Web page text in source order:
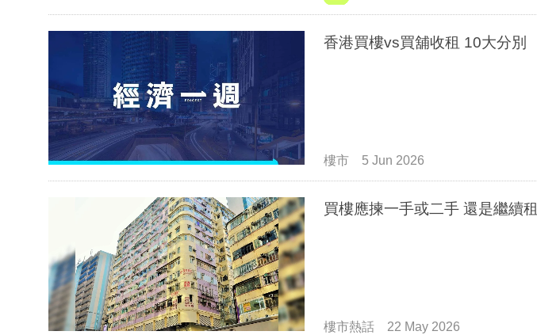
香港買樓vs買舖收租 10大分別
樓市 5 Jun 2026
買樓應揀一手或二手 還是繼續租
樓市熱話 22 May 2026